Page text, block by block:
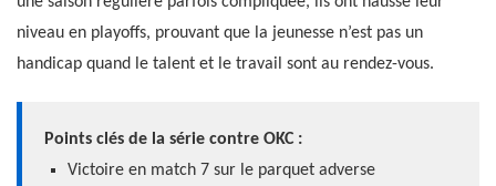
niveau en playoffs, prouvant que la jeunesse n’est pas un
handicap quand le talent et le travail sont au rendez-vous.
Points clés de la série contre OKC :
Victoire en match 7 sur le parquet adverse